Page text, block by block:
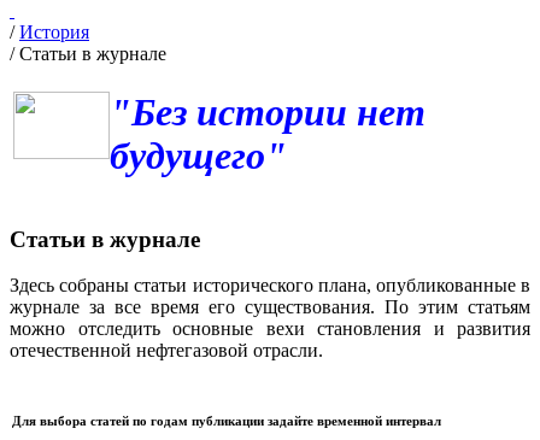
/История
/Статьи в журнале
"Без истории нет
будущего"
Статьи в журнале
Здесь собраны статьи исторического плана, опубликованные в
журнале за все время его существования. По этим статьям
можно отследить основные вехи становления и развития
отечественной нефтегазовой отрасли.
Для выбора статей по годам публикации задайте временной интервал